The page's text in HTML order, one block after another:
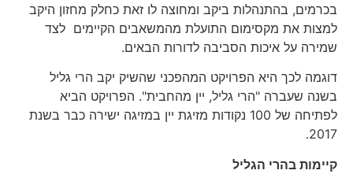
בכרמים, בהתנהלות ביקב ומחוצה לו זאת כחלק מחזון היקב
למצות את מקסימום התועלת מהמשאבים הקיימים לצד
שמירה על איכות הסביבה לדורות הבאים.
דוגמה לכך היא הפרויקט המהפכני שהשיק יקב הרי גליל
בשנה שעברה "הרי גליל, יין מהחבית". הפרויקט הביא
לפתיחה של 100 נקודות מזיגת יין במזיגה ישירה כבר בשנת
2017.
קיימות בהרי הגליל